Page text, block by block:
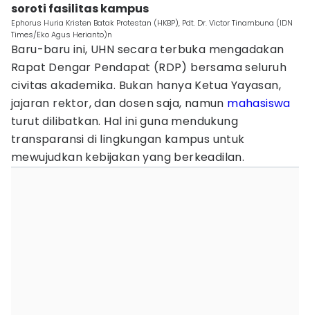
soroti fasilitas kampus
Ephorus Huria Kristen Batak Protestan (HKBP), Pdt. Dr. Victor Tinambuna (IDN
Times/Eko Agus Herianto)n
Baru-baru ini, UHN secara terbuka mengadakan
Rapat Dengar Pendapat (RDP) bersama seluruh
civitas akademika. Bukan hanya Ketua Yayasan,
jajaran rektor, dan dosen saja, namun mahasiswa
turut dilibatkan. Hal ini guna mendukung
transparansi di lingkungan kampus untuk
mewujudkan kebijakan yang berkeadilan.